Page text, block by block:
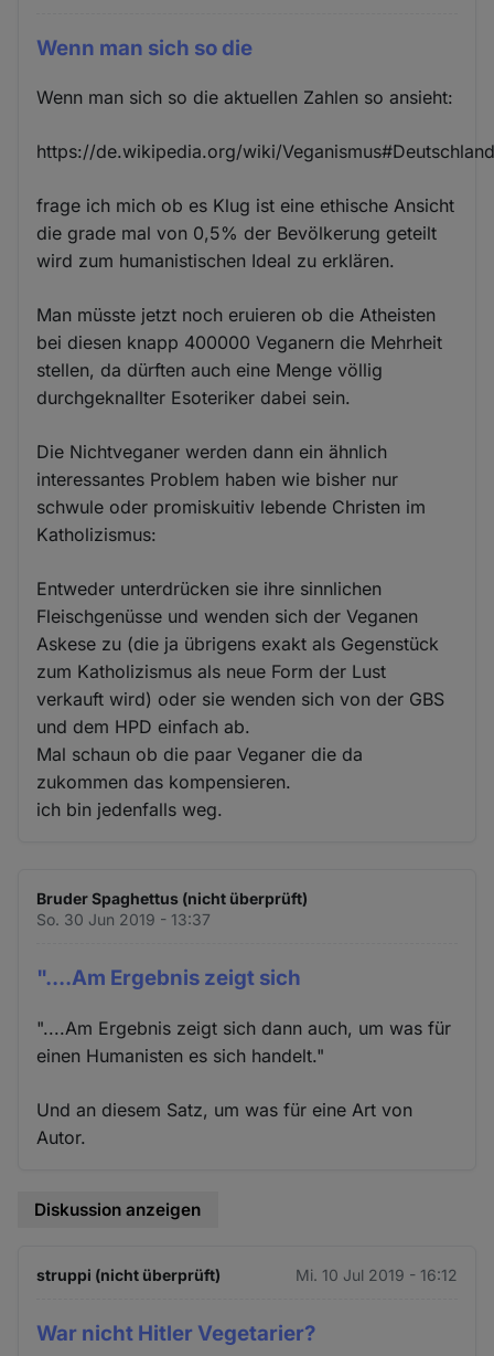
Wenn man sich so die
Wenn man sich so die aktuellen Zahlen so ansieht:
https://de.wikipedia.org/wiki/
frage ich mich ob es Klug ist eine ethische Ansicht
die grade mal von 0,5% der Bevölkerung geteilt
wird zum humanistischen Ideal zu erklären.
Man müsste jetzt noch eruieren ob die Atheisten
bei diesen knapp 400000 Veganern die Mehrheit
stellen, da dürften auch eine Menge völlig
durchgeknallter Esoteriker dabei sein.
Die Nichtveganer werden dann ein ähnlich
interessantes Problem haben wie bisher nur
schwule oder promiskuitiv lebende Christen im
Katholizismus:
Entweder unterdrücken sie ihre sinnlichen
Fleischgenüsse und wenden sich der Veganen
Askese zu (die ja übrigens exakt als Gegenstück
zum Katholizismus als neue Form der Lust
verkauft wird) oder sie wenden sich von der GBS
und dem HPD einfach ab.
Mal schaun ob die paar Veganer die da
zukommen das kompensieren.
ich bin jedenfalls weg.
Bruder Spaghettus (nicht überprüft)
So. 30 Jun 2019 - 13:37
"....Am Ergebnis zeigt sich
"....Am Ergebnis zeigt sich dann auch, um was für
einen Humanisten es sich handelt."
Und an diesem Satz, um was für eine Art von
Autor.
Diskussion anzeigen
struppi (nicht überprüft) Mi. 10 Jul 2019 - 16:12
War nicht Hitler Vegetarier?